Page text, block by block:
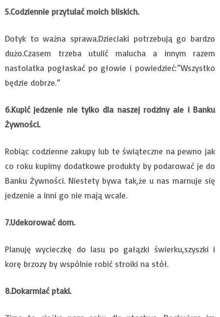
5.Codziennie przytulać moich bliskich.
Dotyk to ważna sprawa.Dzieciaki potrzebują go bardzo
dużo.Czasem trzeba utulić malucha a innym razem
nastolatka pogłaskać po głowie i powiedzieć:”Wszystko
będzie dobrze.”
6.Kupić jedzenie nie tylko dla naszej rodziny ale i Banku
Żywności.
Robiąc codzienne zakupy lub te świąteczne na pewno jak
co roku kupimy dodatkowe produkty by podarować je do
Banku Żywności. Niestety bywa tak,że u nas marnuje się
jedzenie a inni go nie mają wcale.
7.Udekorować dom.
Planuję wycieczkę do lasu po gałązki świerku,szyszki i
korę brzozy by wspólnie robić stroiki na stół.
8.Dokarmiać ptaki.